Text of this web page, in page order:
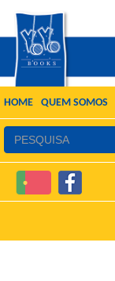
HOME QUEM SOMOS